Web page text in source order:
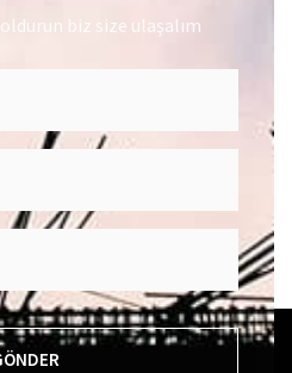
biz size ulaşalım